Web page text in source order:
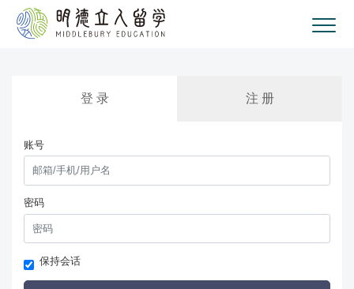
登 录 注 册
账号
密码
保持会话